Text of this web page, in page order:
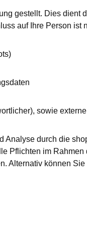
gestellt. Dies dient
auf Ihre Person ist
sowie
durch die
Pflichten im
Alternativ können